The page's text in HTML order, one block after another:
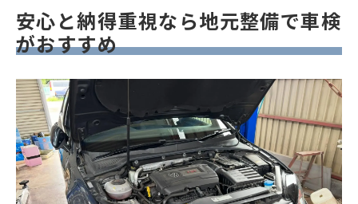
安心と納得重視なら地元整備で車検
がおすすめ